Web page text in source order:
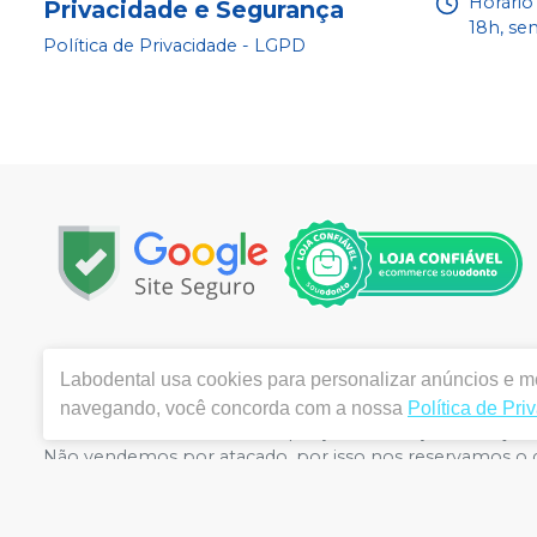
Privacidade e Segurança
Política de Privacidade - LGPD
18h,
Email:labo@labodental.com.br| Av. Alcindo Cacela,
ANVISA 4645-1/03-00- Medicamentos: 1.25691-2 |
meramente ilustrativas - Os preços e condições da loja
Não vendemos por atacado, por isso nos reservamos
Labodental usa cookies para personalizar anúncios e
navegando, você concorda com a nossa Política de